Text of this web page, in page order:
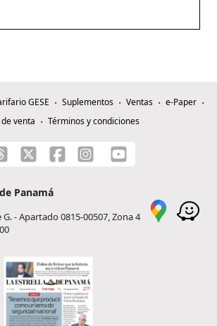
GESE Suplementos Ventas
e-Paper
venta
Términos y condiciones
Panamá
- Apartado 0815-00507, Zona 4